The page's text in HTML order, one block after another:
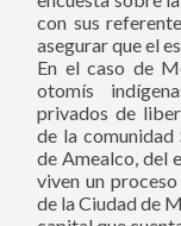
con sus
asegurar que el
En el caso de
otomís
privados de
de la
de Amealco, del
viven un
de la Ciudad de